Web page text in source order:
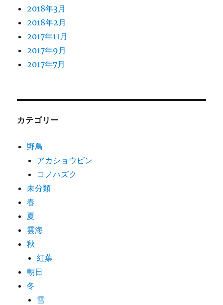
2018年3月
2018年2月
2017年11月
2017年9月
2017年7月
カテゴリー
野鳥
アカショウビン
コノハズク
未分類
春
夏
雲海
秋
紅葉
朝日
冬
雪